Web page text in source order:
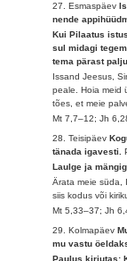
27. Esmaspäev
nende
Kui Pilaatus
sul midagi
tema pärast
Issand Jeesus,
peale. Hoia meid
tões, et meie
Mt 7,7–12; Jh
28. Teisipäev
tänada igavesti.
Laulge ja
Ärata meie süda,
siis kodus või
Mt 5,33–37; Jh
29. Kolmapäev
mu vastu
Paulus kirjutas: